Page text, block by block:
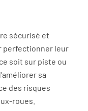
sécurisé et
perfectionner leur
soit sur piste ou
sa
des risques
roues.